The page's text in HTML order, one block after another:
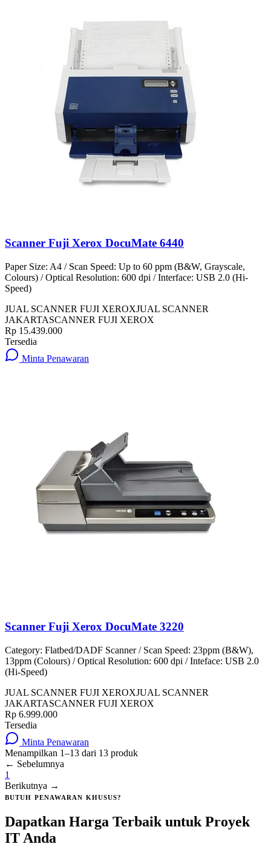
Scanner Fuji Xerox DocuMate 6440
Paper Size: A4 / Scan Speed: Up to 60 ppm (B&W, Grayscale,
Colours) / Optical Resolution: 600 dpi / Interface: USB 2.0 (Hi-
Speed)
JUAL SCANNER FUJI XEROXJUAL SCANNER
JAKARTASCANNER FUJI XEROX
Rp 15.439.000
Tersedia
Minta Penawaran
Scanner Fuji Xerox DocuMate 3220
Category: Flatbed/DADF Scanner / Scan Speed: 23ppm (B&W),
13ppm (Colours) / Optical Resolution: 600 dpi / Inteface: USB 2.0
(Hi-Speed)
JUAL SCANNER FUJI XEROXJUAL SCANNER
JAKARTASCANNER FUJI XEROX
Rp 6.999.000
Tersedia
Minta Penawaran
Menampilkan 1–13 dari 13 produk
← Sebelumnya
1
Berikutnya →
BUTUH PENAWARAN KHUSUS?
Dapatkan Harga Terbaik untuk Proyek
IT Anda